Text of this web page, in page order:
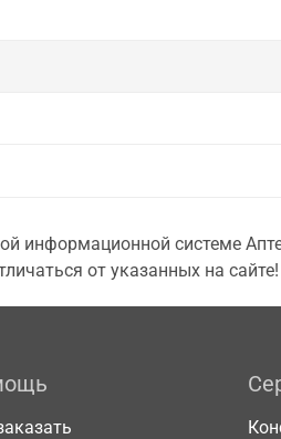
информационной системе
от указанных на сайте!